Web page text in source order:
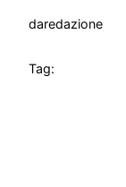
daredazione
Tag: